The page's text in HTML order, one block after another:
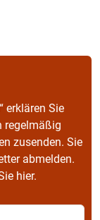
erklären Sie
regelmäßig
zusenden. Sie
abmelden.
hier.